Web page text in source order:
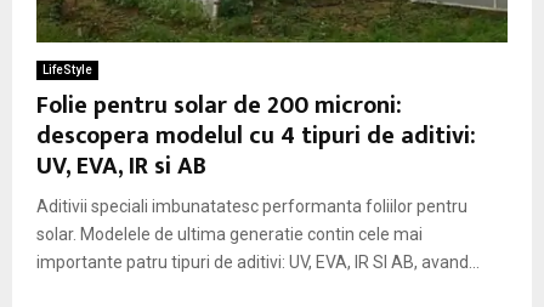
LifeStyle
Folie pentru solar de 200 microni:
descopera modelul cu 4 tipuri de aditivi:
UV, EVA, IR si AB
Aditivii speciali imbunatatesc performanta foliilor pentru
solar. Modelele de ultima generatie contin cele mai
importante patru tipuri de aditivi: UV, EVA, IR SI AB, avand...